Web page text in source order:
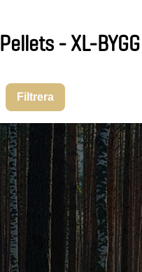
Pellets - XL-
Filtrera